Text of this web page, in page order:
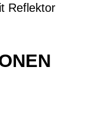
Reflektor